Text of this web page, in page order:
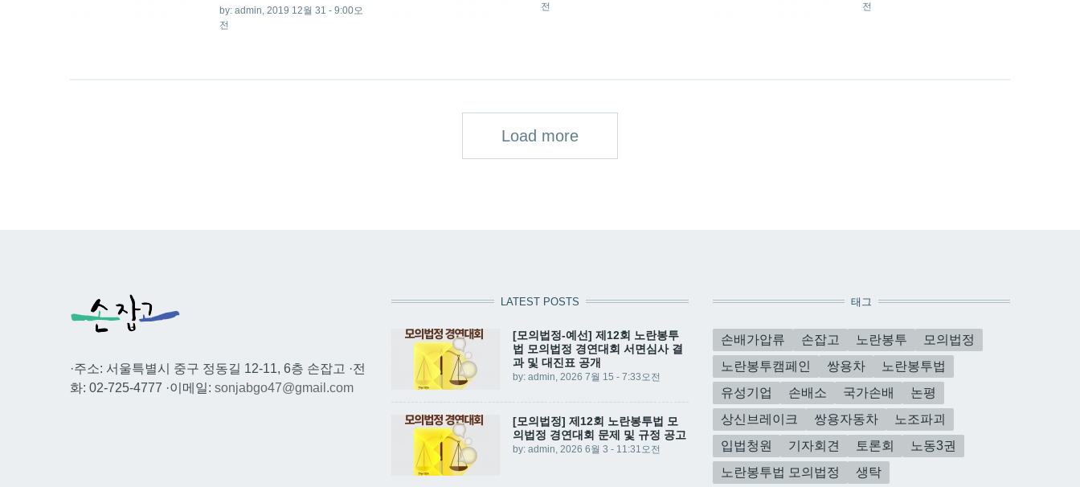
by: admin, 2019 12월 31 - 9:00오
전
전
전
Load more
·주소: 서울특별시 중구 정동길 12-11, 6층 손잡고 ·전
화: 02-725-4777 ·이메일: sonjabgo47@gmail.com
LATEST POSTS
[모의법정-예선] 제12회 노란봉투
법 모의법정 경연대회 서면심사 결
과 및 대진표 공개
by: admin , 2026 7월 15 - 7:33오전
[모의법정] 제12회 노란봉투법 모
의법정 경연대회 문제 및 규정 공고
by: admin , 2026 6월 3 - 11:31오전
태그
손배가압류 손잡고 노란봉투
모의법정
노란봉투캠페인
쌍용차
노란봉투법
유성기업
손배소 국가손배
논평
상신브레이크
쌍용자동차
노조파괴
입법청원
기자회견 토론회
노동3권
노란봉투법 모의법정
생탁